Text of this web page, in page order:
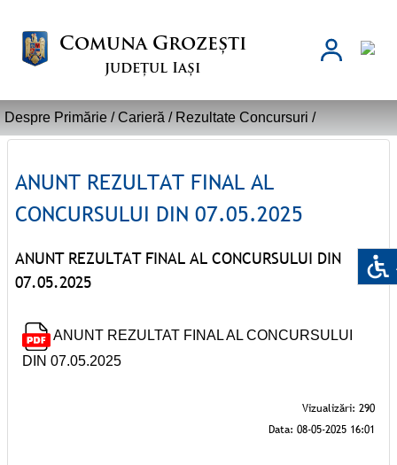
Comuna Grozești
județul Iași
Despre Primărie /Carieră / Rezultate Concursuri /
ANUNT REZULTAT FINAL AL
CONCURSULUI DIN 07.05.2025
ANUNT REZULTAT FINAL AL CONCURSULUI DIN
07.05.2025
ANUNT REZULTAT FINAL AL CONCURSULUI
DIN 07.05.2025